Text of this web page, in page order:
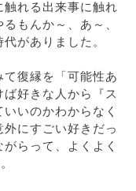
れる出来事に触れ
もんか～、あ～、
がありました。
復縁を「可能性あ
好きな人から『ス
いのかわからなく
にすごい好きだっ
らって、よくよく